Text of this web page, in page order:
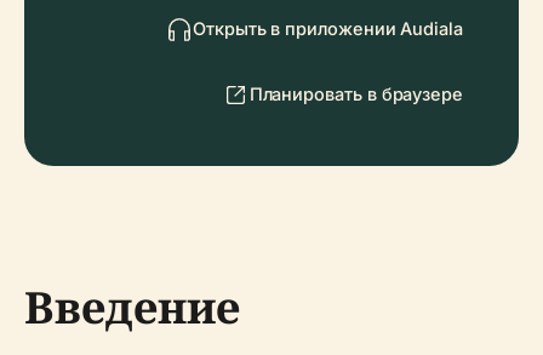
Открыть в приложении Audiala
Планировать в браузере
Введение